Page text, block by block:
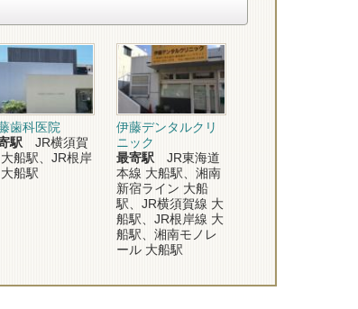
歯科医院
駅 JR横須賀
船駅、JR根岸
船駅
伊藤デンタルクリ
ニック
最寄駅 JR東海道
本線 大船駅、湘南
新宿ライン 大船
駅、JR横須賀線 大
船駅、JR根岸線 大
船駅、湘南モノレ
ール 大船駅